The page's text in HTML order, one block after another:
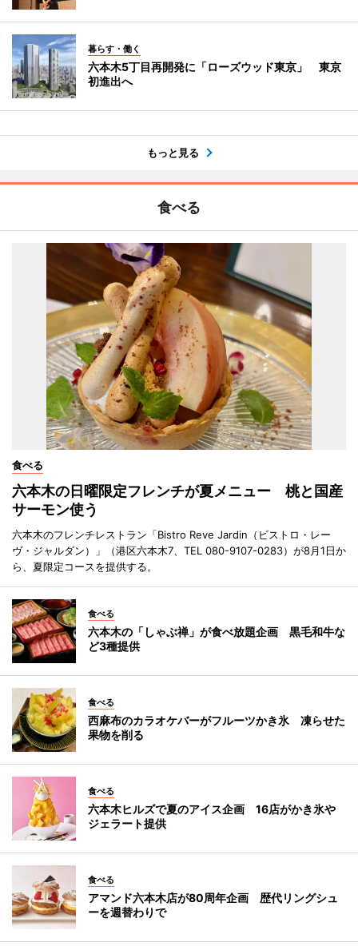
暮らす・働く
六本木5丁目再開発に「ローズウッド東京」 東京
初進出へ
もっと見る
食べる
食べる
六本木の日曜限定フレンチが夏メニュー 桃と国産
サーモン使う
六本木のフレンチレストラン「Bistro Reve Jardin（ビストロ・レー
ヴ・ジャルダン）」（港区六本木7、TEL 080-9107-0283）が8月1日か
ら、夏限定コースを提供する。
食べる
六本木の「しゃぶ禅」が食べ放題企画 黒毛和牛な
ど3種提供
食べる
西麻布のカラオケバーがフルーツかき氷 凍らせた
果物を削る
食べる
六本木ヒルズで夏のアイス企画 16店がかき氷や
ジェラート提供
食べる
アマンド六本木店が80周年企画 歴代リングシュ
ーを週替わりで